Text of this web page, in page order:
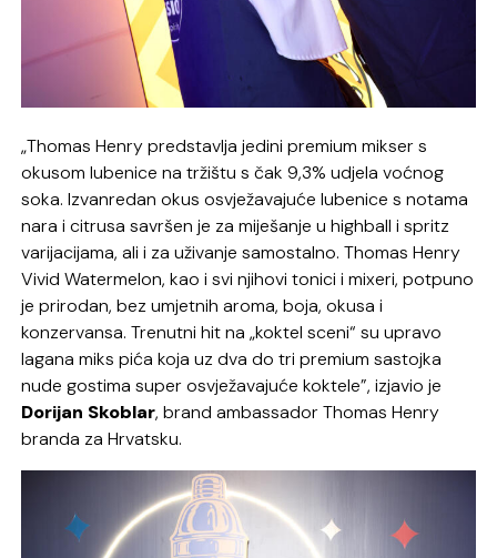
„Thomas Henry predstavlja jedini premium mikser s
okusom lubenice na tržištu s čak 9,3% udjela voćnog
soka. Izvanredan okus osvježavajuće lubenice s notama
nara i citrusa savršen je za miješanje u highball i spritz
varijacijama, ali i za uživanje samostalno. Thomas Henry
Vivid Watermelon, kao i svi njihovi tonici i mixeri, potpuno
je prirodan, bez umjetnih aroma, boja, okusa i
konzervansa. Trenutni hit na „koktel sceni“ su upravo
lagana miks pića koja uz dva do tri premium sastojka
nude gostima super osvježavajuće koktele”, izjavio je
Dorijan Skoblar, brand ambassador Thomas Henry
branda za Hrvatsku.